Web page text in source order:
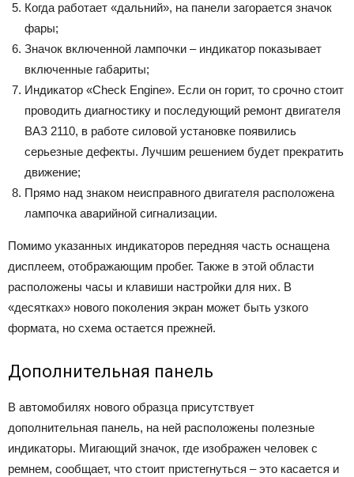
Когда работает «дальний», на панели загорается значок
фары;
Значок включенной лампочки – индикатор показывает
включенные габариты;
Индикатор «Check Engine». Если он горит, то срочно стоит
проводить диагностику и последующий ремонт двигателя
ВАЗ 2110, в работе силовой установке появились
серьезные дефекты. Лучшим решением будет прекратить
движение;
Прямо над знаком неисправного двигателя расположена
лампочка аварийной сигнализации.
Помимо указанных индикаторов передняя часть оснащена
дисплеем, отображающим пробег. Также в этой области
расположены часы и клавиши настройки для них. В
«десятках» нового поколения экран может быть узкого
формата, но схема остается прежней.
Дополнительная панель
В автомобилях нового образца присутствует
дополнительная панель, на ней расположены полезные
индикаторы. Мигающий значок, где изображен человек с
ремнем, сообщает, что стоит пристегнуться – это касается и